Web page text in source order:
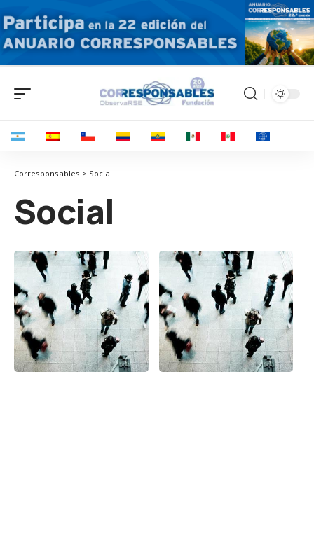
Corresponsables > Social
Social